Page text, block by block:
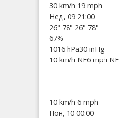
30 km/h 19 mph
Нед, 09 21:00
26° 78° 26° 78°
67%
1016 hPa30 inHg
10 km/h NE6 mph NE
10 km/h 6 mph
Пон, 10 00:00